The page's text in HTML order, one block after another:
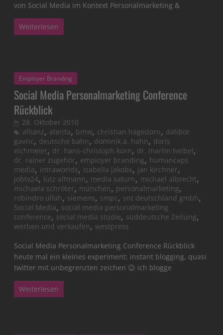
von Social Media im Kontext Personalmarketing &
Weiterlesen
Employer Branding
Social Media Personalmarketing Conference
Rückblick
28. Oktober 2010
allianz, atenta, bmw, christian hagedorn, dalibor
gavric, deutsche bahn, dominik a. hahn, doris
eichmeier, dr. hans-christoph kürn, dr. martin heibel,
dr. rainer zugehör, employer branding, humancaps
media, intraworlds, isabella jakobs, jan kirchner,
jobtv24, lutz altmann, media saturn, michael albrecht,
michaela schröter, münchen, personalmarketing,
robindro ullah, siemens, smpc, snt deutschland gmbh,
Social Media, social media personalmarketing
conference, social media studie, süddeutsche Zeitung,
werben und verkaufen,westpress
Social Media Personalmarketing Conference Rückblick
heute mal ein kleines experiment: instant blogging, quasi
twitter mit unbegrenzten zeichen 😉 ich blogge
Weiterlesen